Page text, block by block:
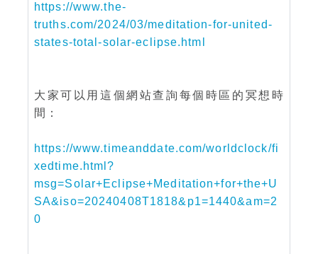
https://www.the-
truths.com/2024/03/meditation-for-united-
states-total-solar-eclipse.html
大家可以用這個網站查詢每個時區的冥想時
間：
https://www.timeanddate.com/worldclock/fi
xedtime.html?
msg=Solar+Eclipse+Meditation+for+the+U
SA&iso=20240408T1818&p1=1440&am=2
0